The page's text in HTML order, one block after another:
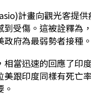
計畫向觀光客提
受傷。這被詮釋為
府為最弱勢者接種。
當迅速的回應了印
跟印度同樣有死亡